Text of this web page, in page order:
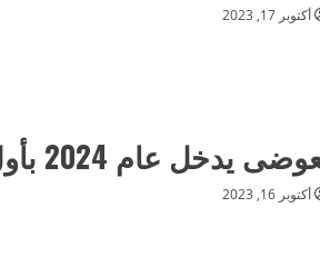
أكتوبر 17, 2023
عام 2024 بأول بطولة فى السينما
أكتوبر 16, 2023